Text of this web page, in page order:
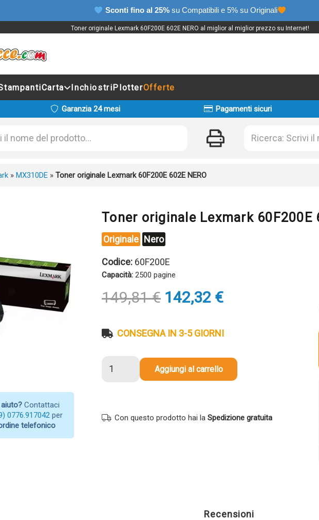
Sconti fino al 25% su Compatibili e 5% su Originali
Toner originale Lexmark 60F200E 602E NERO al miglior al miglior prezzo su Internet!
Carta InchiostriPlotterOfferte
Garanzia 24 mesi Pagamenti sicuri
» MX310DE » Toner originale Lexmark 60F200E 602E NERO
Contattaci
0776.917042 per
telefonico
Toner originale Lexmark 60F200E
Originale Nero
Codice: 60F200E
Capacità: 2500 pagine
149,81€ Il
prezzo
era:
142,32 €Il
è:
CONSEGNA IN 3-5 GIORNI
originale
NERO
Aggiungi al carrello
Con questo prodotto hai la Spedizione gratuita
Recensioni